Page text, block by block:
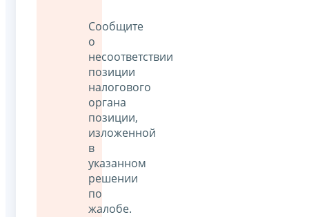
Сообщите
о
несоответствии
позиции
налогового
органа
позиции,
изложенной
в
указанном
решении
по
жалобе.